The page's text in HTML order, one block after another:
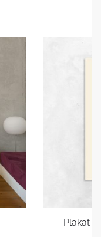
Plakat